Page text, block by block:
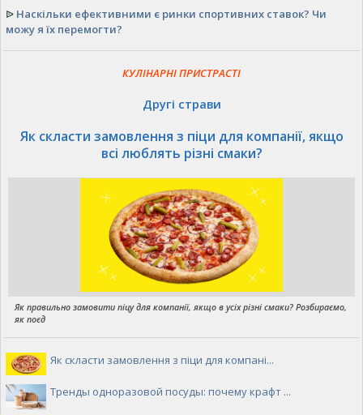
ᐉ Наскільки ефективними є ринки спортивних ставок? Чи
можу я їх перемогти?
КУЛІНАРНІ ПРИСТРАСТІ
Другі страви
Як скласти замовлення з піци для компанії, якщо
всі люблять різні смаки?
Як правильно замовити піцу для компанії, якщо в усіх різні смаки? Розбираємо,
як поєд
Як скласти замовлення з піци для компані...
Тренды одноразовой посуды: почему крафт ...